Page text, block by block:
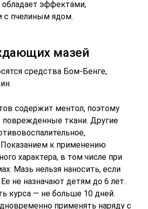
эффектами,
с пчелиным ядом.
мазей
средства Бом-Бенге,
содержит ментол, поэтому
ткани. Другие
к применению
характера, в том числе при
Мазь нельзя наносить, если
не назначают детям до 6 лет.
курса — не больше 10 дней.
применять наряду с